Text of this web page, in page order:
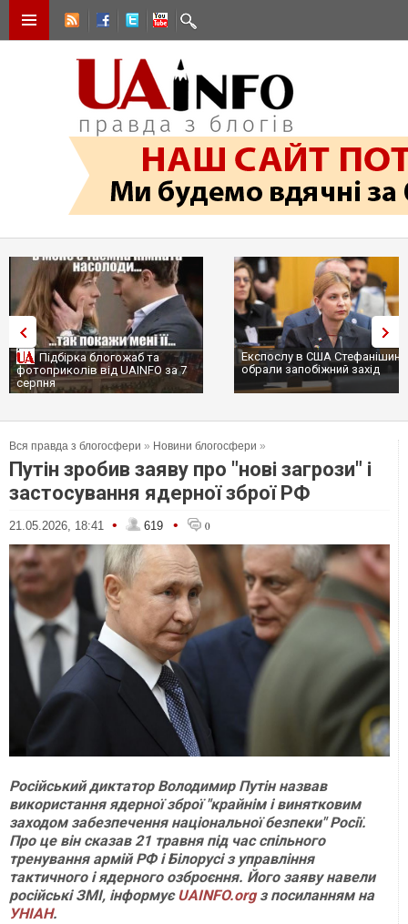
Підбірка блогожаб та
фотоприколів від UAINFO за 7
серпня
Експослу в США
обрали запобіжний захід
Вся правда з блогосфери » Новини блогосфери »
Путін зробив заяву про "нові загрози" і
застосування ядерної зброї РФ
21.05.2026, 18:41 • 619 • 0
Російський диктатор Володимир Путін назвав
використання ядерної зброї "крайнім і винятковим
заходом забезпечення національної безпеки" Росії.
Про це він сказав 21 травня під час спільного
тренування армій РФ і Білорусі з управління
тактичного і ядерного озброєння. Його заяву навели
російські ЗМІ, інформуєUAINFO.orgз посиланням на
УНІАН.